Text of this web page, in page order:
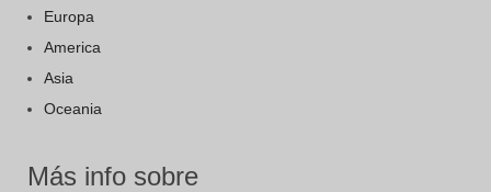
Europa
America
Asia
Oceania
Más info sobre